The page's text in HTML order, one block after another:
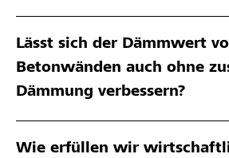
Lässt sich der Dämmwert
Betonwänden auch ohne
Dämmung verbessern?
Wie erfüllen wir